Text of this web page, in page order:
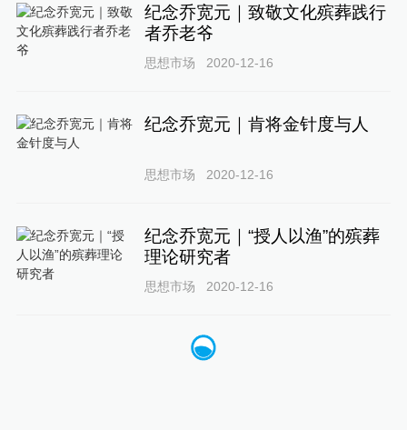
纪念乔宽元｜致敬文化殡葬践行
者乔老爷
思想市场 2020-12-16
纪念乔宽元｜肯将金针度与人
思想市场 2020-12-16
纪念乔宽元｜“授人以渔”的殡葬
理论研究者
思想市场 2020-12-16